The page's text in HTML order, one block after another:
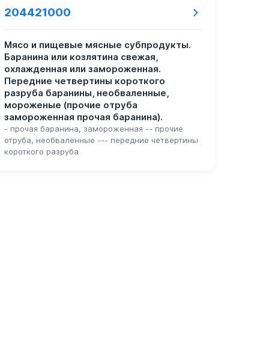
204421000
Мясо и пищевые мясные субпродукты.
Баранина или козлятина свежая,
охлажденная или замороженная.
Передние четвертины короткого
разруба баранины, необваленные,
мороженые (прочие отруба
замороженная прочая баранина).
- прочая баранина, замороженная -- прочие
отруба, необваленные --- передние четвертины
короткого разруба